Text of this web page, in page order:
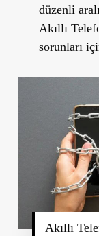
düzenli
Akıllı
sorunları
Akıllı